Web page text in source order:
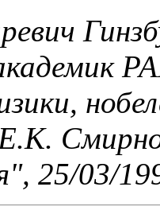
25/03/